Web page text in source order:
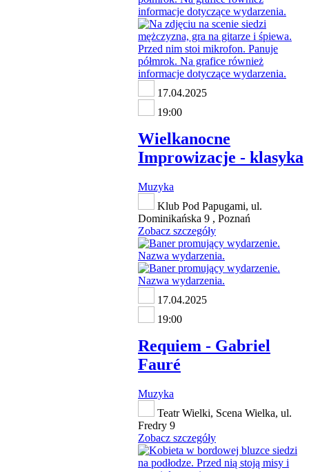
17.04.2025
19:00
Wielkanocne
Improwizacje - klasyka
Muzyka
Klub Pod Papugami, ul.
Dominikańska 9 , Poznań
Zobacz szczegóły
17.04.2025
19:00
Requiem - Gabriel
Fauré
Muzyka
Teatr Wielki, Scena Wielka, ul.
Fredry 9
Zobacz szczegóły